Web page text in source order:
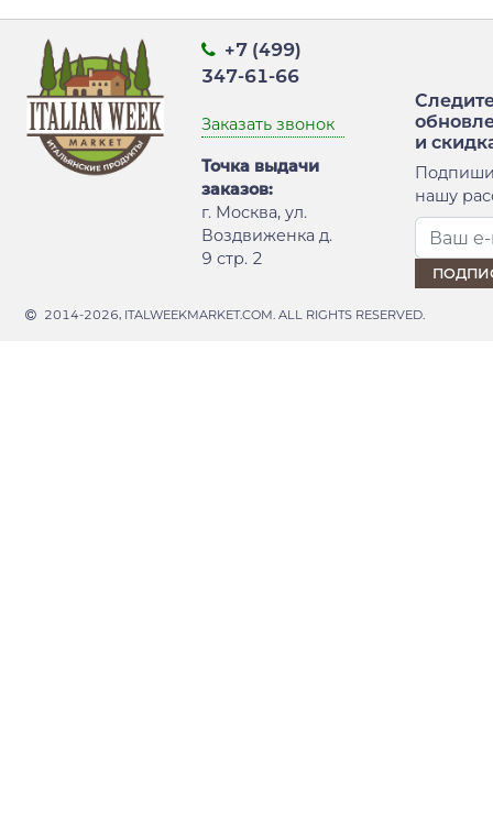
+7 (499)
347-61-66
Заказать звонок
Точка выдачи
заказов:
г. Москва, ул.
Воздвиженка д.
9 стр. 2
и
нашу
2014-2026, ITALWEEKMARKET.COM. ALL RIGHTS RESERVED.